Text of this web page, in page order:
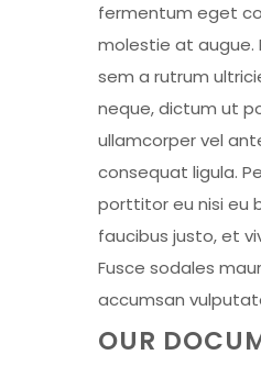
fermentum eget
molestie at augue.
sem a rutrum
neque, dictum ut
ullamcorper vel
consequat ligula.
porttitor eu nisi eu
faucibus justo, et
Fusce sodales
accumsan
OUR